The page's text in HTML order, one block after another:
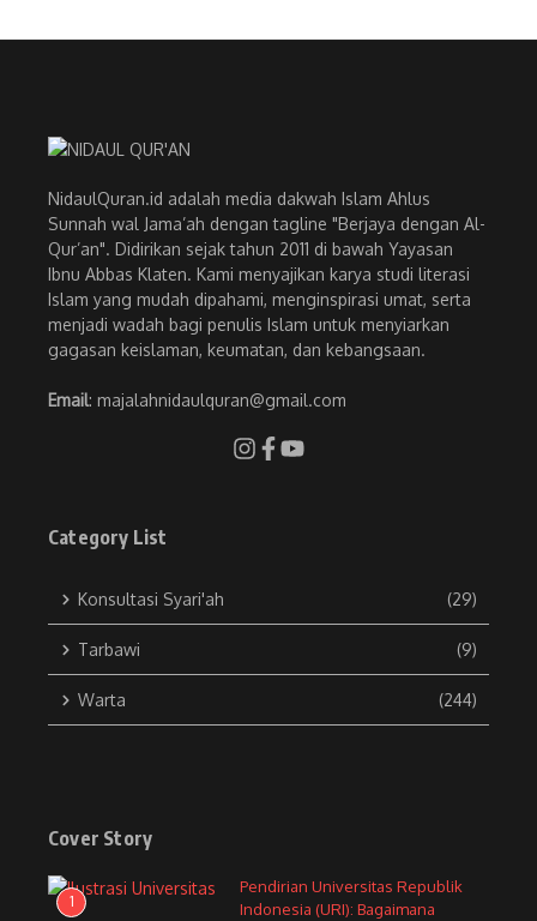
NidaulQuran.id adalah media dakwah Islam Ahlus
Sunnah wal Jama’ah dengan tagline "Berjaya dengan Al-
Qur’an". Didirikan sejak tahun 2011 di bawah Yayasan
Ibnu Abbas Klaten. Kami menyajikan karya studi literasi
Islam yang mudah dipahami, menginspirasi umat, serta
menjadi wadah bagi penulis Islam untuk menyiarkan
gagasan keislaman, keumatan, dan kebangsaan.
Email: majalahnidaulquran@gmail.com
Category List
Konsultasi Syari'ah (29)
Tarbawi (9)
Warta (244)
Cover Story
1
Pendirian Universitas Republik
Indonesia (URI): Bagaimana